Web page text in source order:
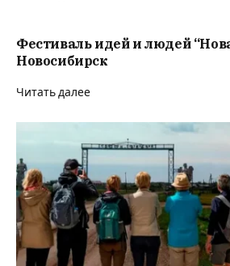
Фестиваль идей и людей
Новосибирск
Читать далее